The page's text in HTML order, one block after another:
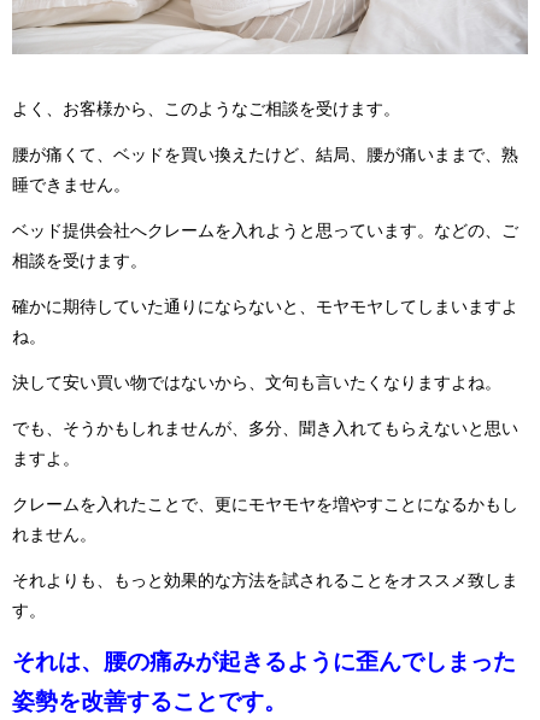
よく、お客様から、このようなご相談を受けます。
腰が痛くて、ベッドを買い換えたけど、結局、腰が痛いままで、熟
睡できません。
ベッド提供会社へクレームを入れようと思っています。などの、ご
相談を受けます。
確かに期待していた通りにならないと、モヤモヤしてしまいますよ
ね。
決して安い買い物ではないから、文句も言いたくなりますよね。
でも、そうかもしれませんが、多分、聞き入れてもらえないと思い
ますよ。
クレームを入れたことで、更にモヤモヤを増やすことになるかもし
れません。
それよりも、もっと効果的な方法を試されることをオススメ致しま
す。
それは、腰の痛みが起きるように歪んでしまった
姿勢を改善することです。